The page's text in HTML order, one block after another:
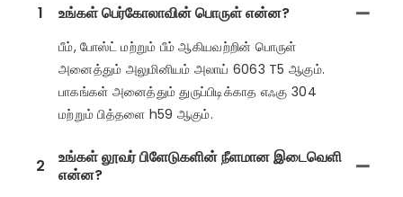
1 உங்கள் பெர்கோலாவின் பொருள் என்ன?
பீம், போஸ்ட் மற்றும் பீம் ஆகியவற்றின் பொருள்
அனைத்தும் அலுமினியம் அலாய் 6063 T5 ஆகும்.
பாகங்கள் அனைத்தும் துருப்பிடிக்காத எஃகு 304
மற்றும் பித்தளை h59 ஆகும்.
2
உங்கள் லூவர் பிளேடுகளின் நீளமான இடைவெளி
என்ன?